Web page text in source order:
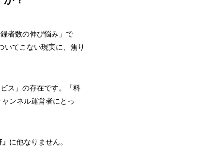
者数の伸び悩み」で
いてこない現実に、焦り
ス」の存在です。「料
ンネル運営者にとっ
に他なりません。